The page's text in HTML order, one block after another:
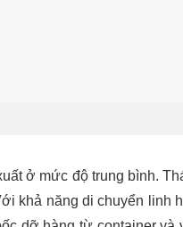
ở mức độ trung bình.
khả năng di chuyển linh